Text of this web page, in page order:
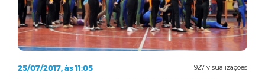
927 visualizações
25/07/2017, às 11:05